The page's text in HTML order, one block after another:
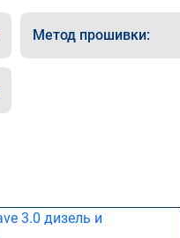
Метод прошивки: